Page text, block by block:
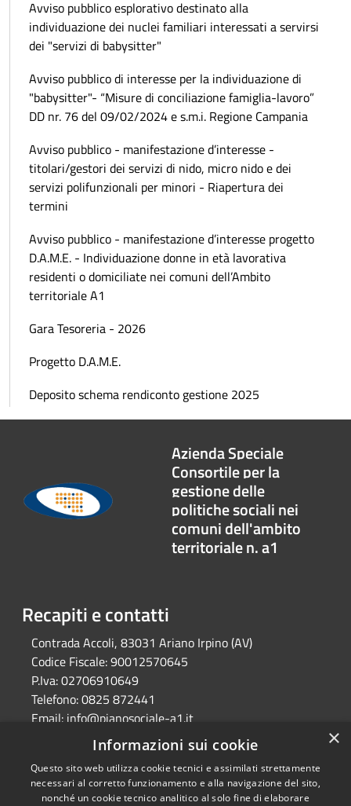
Avviso pubblico esplorativo destinato alla
individuazione dei nuclei familiari interessati a servirsi
dei "servizi di babysitter"
Avviso pubblico di interesse per la individuazione di
"babysitter"- “Misure di conciliazione famiglia-lavoro”
DD nr. 76 del 09/02/2024 e s.m.i. Regione Campania
Avviso pubblico - manifestazione d’interesse -
titolari/gestori dei servizi di nido, micro nido e dei
servizi polifunzionali per minori - Riapertura dei
termini
Avviso pubblico - manifestazione d’interesse progetto
D.A.M.E. - Individuazione donne in età lavorativa
residenti o domiciliate nei comuni dell’Ambito
territoriale A1
Gara Tesoreria - 2026
Progetto D.A.M.E.
Deposito schema rendiconto gestione 2025
Azienda Speciale
Consortile per la
gestione delle
politiche sociali nei
comuni dell'ambito
territoriale n. a1
Recapiti e contatti
Contrada Accoli, 83031 Ariano Irpino (AV)
Codice Fiscale:90012570645
P.Iva:02706910649
Telefono:0825 872441
Email: info@pianosociale-a1.it
consorzioa1@legalmail.it
Copyright © 2026 • Azienda
×
Informazioni sui cookie
Questo sito web utilizza cookie tecnici e assimilati strettamente
necessari al corretto funzionamento e alla navigazione del sito,
nonché un cookie tecnico analitico al solo fine di elaborare